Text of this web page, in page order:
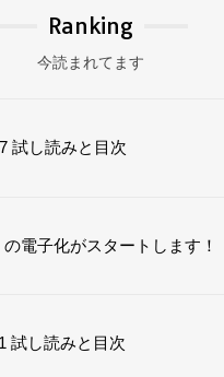
Ranking
今読まれてます
試し読みと目次
電子化がスタートします！
試し読みと目次